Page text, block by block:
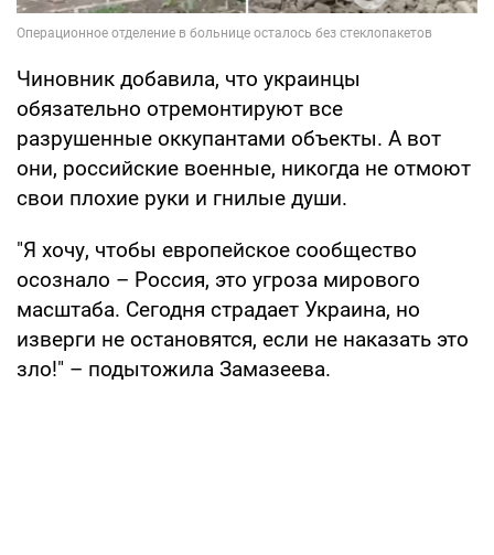
Чиновник добавила, что украинцы
обязательно отремонтируют все
разрушенные оккупантами объекты. А вот
они, российские военные, никогда не отмоют
свои плохие руки и гнилые души.
"Я хочу, чтобы европейское сообщество
осознало – Россия, это угроза мирового
масштаба. Сегодня страдает Украина, но
изверги не остановятся, если не наказать это
зло!" – подытожила Замазеева.